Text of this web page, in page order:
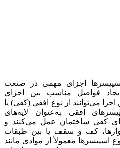
اجزای مهمی در صنعت
فواصل مناسب بین اجزای
می‌توانند از نوع افقی (کفی) یا
افقی به‌عنوان لایه‌های
کفی ساختمان عمل می‌کنند و
کف و سقف یا بین طبقات
اسپیسرها معمولاً از موادی مانند